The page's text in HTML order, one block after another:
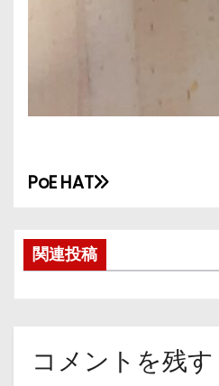
投
ナ
PoE HAT
関連投稿
コメントを残す